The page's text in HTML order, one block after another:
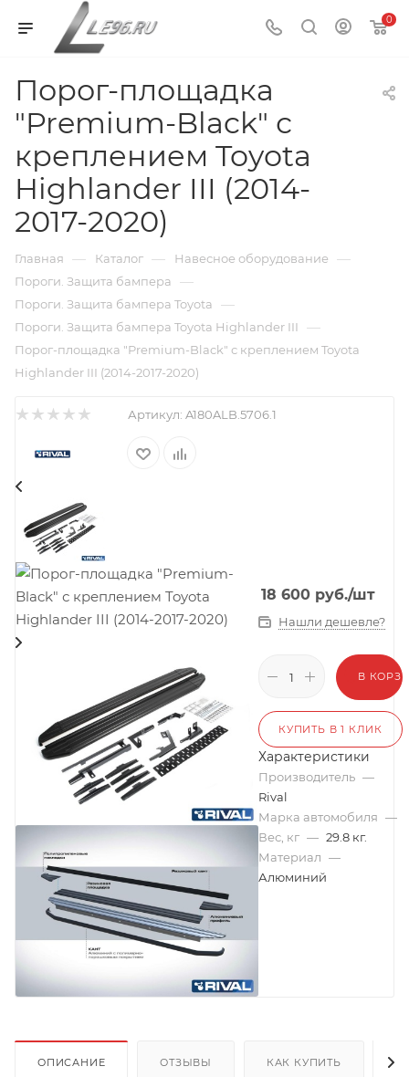
0
Порог-площадка
"Premium-Black" с
креплением Toyota
Highlander III (2014-
2017-2020)
Главная — Каталог — Навесное оборудование —
Пороги. Защита бампера —
Пороги. Защита бампера Toyota —
Пороги. Защита бампера Toyota Highlander III —
Порог-площадка "Premium-Black" с креплением Toyota
Highlander III (2014-2017-2020)
Артикул: A180ALB.5706.1
18 600 руб./шт
Нашли дешевле?
В
КУПИТЬ В 1 КЛИК
Характеристики
Производитель —
Rival
Марка автомобиля —
Вес, кг — 29.8 кг.
Материал —
Алюминий
ОПИСАНИЕ ОТЗЫВЫ КАК КУПИТЬ